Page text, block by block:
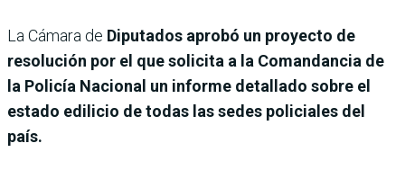
La Cámara de Diputados aprobó un proyecto de
resolución por el que solicita a la Comandancia de
la Policía Nacional un informe detallado sobre el
estado edilicio de todas las sedes policiales del
país.